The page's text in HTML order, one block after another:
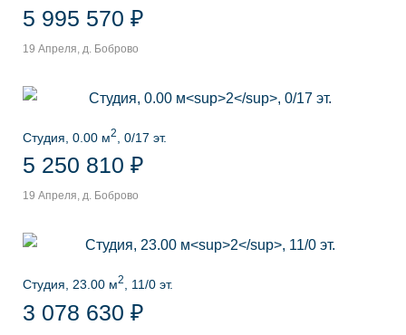
5 995 570 ₽
19 Апреля, д. Боброво
Студия, 0.00 м2 , 0/17 эт.
5 250 810 ₽
19 Апреля, д. Боброво
Студия, 23.00 м2 , 11/0 эт.
3 078 630 ₽